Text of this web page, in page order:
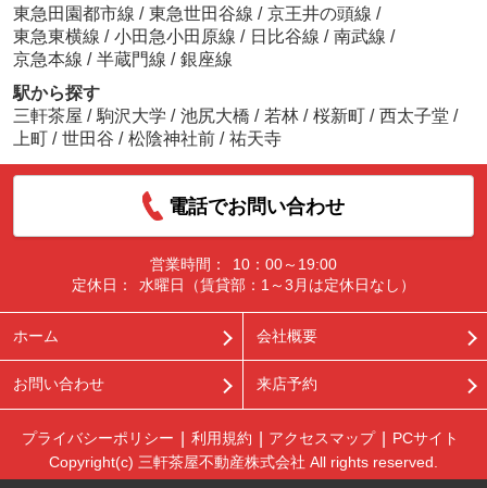
東急田園都市線 / 東急世田谷線 / 京王井の頭線 /
東急東横線 / 小田急小田原線 / 日比谷線 / 南武線 /
京急本線 / 半蔵門線 / 銀座線
駅から探す
三軒茶屋 / 駒沢大学 / 池尻大橋 / 若林 / 桜新町 / 西太子堂 /
上町 / 世田谷 / 松陰神社前 / 祐天寺
電話でお問い合わせ
営業時間：
10：00～19:00
定休日：
水曜日（賃貸部：1～3月は定休日なし）
ホーム 会社概要
お問い合わせ 来店予約
プライバシーポリシー 利用規約 アクセスマップ
PCサイト
Copyright(c) 三軒茶屋不動産株式会社 All rights reserved.